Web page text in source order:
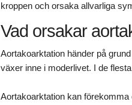
kroppen och orsaka allvarliga
Vad orsakar
Aortakoarktation händer på
växer inne i moderlivet. I de
Aortakoarktation kan